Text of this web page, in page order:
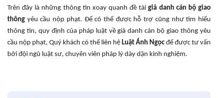
Trên đây là những thông tin xoay quanh đề tàigiả danh cán bộ giao
thông yêu cầu nộp phạt. Để có thể được hỗ trợ cũng như tìm hiểu
thông tin, quy định của pháp luật về giả danh cán bộ giao thông yêu
cầu nộp phạt, Quý khách có thể liên hệ Luật Ánh Ngọc để được tư vấn
bởi đội ngũ luật sư, chuyên viên pháp lý dày dặn kinh nghiệm.